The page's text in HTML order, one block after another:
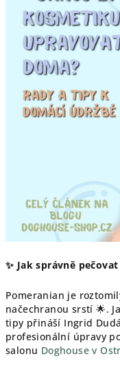
✨ Jak správně
Pomeranian je
načechranou srstí 🌟.
tipy přináší Ingrid
profesionální úpravy
salonu Doghouse v